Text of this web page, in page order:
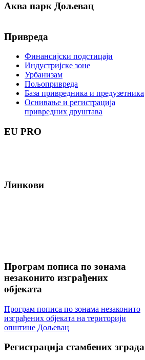
Аква парк Дољевац
Привреда
Финансијски подстицаји
Индустријске зоне
Урбанизам
Пољопривреда
База привредника и предузетника
Оснивање и регистрација
привредних друштава
EU PRO
Линкови
Програм пописа по зонама
незаконито изграђених
објеката
Програм пописа по зонама незаконито
изграђених објеката на територији
општине Дољевац
Регистрација стамбених зграда